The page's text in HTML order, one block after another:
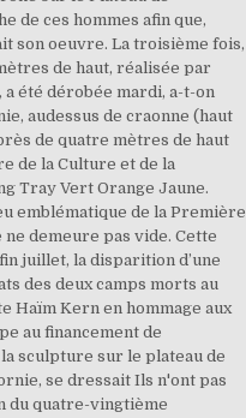
de ces hommes afin que,
son oeuvre. La troisième fois,
de haut, réalisée par
a été dérobée mardi, a-t-on
audessus de craonne (haut
de quatre mètres de haut
de la Culture et de la
Tray Vert Orange Jaune.
emblématique de la Première
demeure pas vide. Cette
juillet, la disparition d’une
des deux camps morts au
Haïm Kern en hommage aux
au financement de
sculpture sur le plateau de
se dressait Ils n'ont pas
du quatre-vingtième